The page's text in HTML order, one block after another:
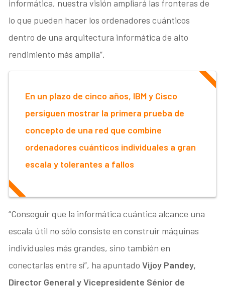
informática, nuestra visión ampliará las fronteras de
lo que pueden hacer los ordenadores cuánticos
dentro de una arquitectura informática de alto
rendimiento más amplia”.
En un plazo de cinco años, IBM y Cisco
persiguen mostrar la primera prueba de
concepto de una red que combine
ordenadores cuánticos individuales a gran
escala y tolerantes a fallos
“Conseguir que la informática cuántica alcance una
escala útil no sólo consiste en construir máquinas
individuales más grandes, sino también en
conectarlas entre sí”, ha apuntadoVijoy Pandey,
Director General y Vicepresidente Sénior de